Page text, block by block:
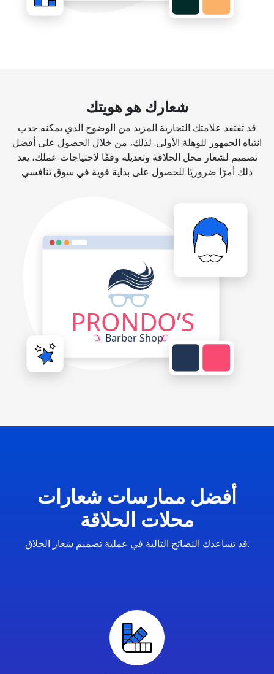
شعارك هو هويتك
قد تفتقد علامتك التجارية المزيد من الوضوح الذي يمكنه جذب
انتباه الجمهور للوهلة الأولى. لذلك، من خلال الحصول على أفضل
تصميم لشعار محل الحلاقة وتعديله وفقًا لاحتياجات عملك، يعد
ذلك أمرًا ضروريًا للحصول على بداية قوية في سوق تنافسي
أفضل ممارسات شعارات
محلات الحلاقة
قد تساعدك النصائح التالية في عملية تصميم شعار الحلاق.